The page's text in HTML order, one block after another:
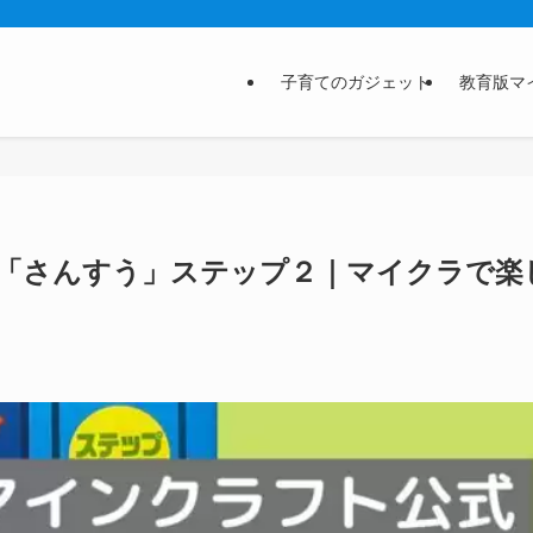
子育てのガジェット 教育版マ
さんすう」ステップ２｜マイクラで楽